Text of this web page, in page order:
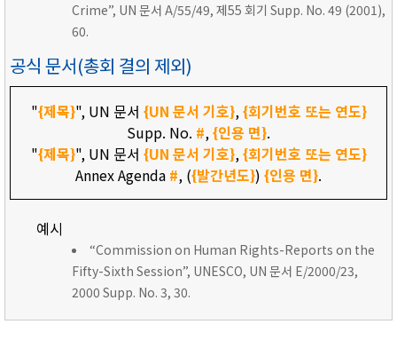
Crime”, UN 문서 A/55/49, 제55 회기 Supp. No. 49 (2001),
60.
공식 문서(총회 결의 제외)
"{제목}", UN 문서 {UN 문서 기호},{회기번호 또는 연도}
Supp. No. #,{인용 면}.
"{제목}", UN 문서 {UN 문서 기호},{회기번호 또는 연도}
Annex Agenda #, ({발간년도}) {인용 면}.
예시
“Commission on Human Rights-Reports on the
Fifty-Sixth Session”, UNESCO, UN 문서 E/2000/23,
2000 Supp. No. 3, 30.